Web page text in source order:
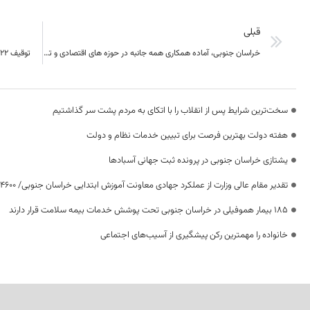
قبلی
خراسان جنوبی، آماده همکاری همه جانبه در حوزه های اقتصادی و تجاری با افغانستان است توقیف ۳۲۲ خودروی و موتورسیکلت رانندگان هنجارشکن در بیرجند
سخت‌ترین شرایط پس از انقلاب را با اتکای به مردم پشت سر گذاشتیم
هفته دولت بهترین فرصت برای تبیین خدمات نظام و دولت
یشتازی خراسان جنوبی در پرونده ثبت جهانی آسبادها
تقدیر مقام عالی وزارت از عملکرد جهادی معاونت آموزش ابتدایی خراسان جنوبی/ ۴۶۰۰ دانش‌آموز زیر چتر «طرح حامی»
۱۸۵ بیمار هموفیلی در خراسان جنوبی تحت پوشش خدمات بیمه سلامت قرار دارند
خانواده را مهمترین رکن پیشگیری از آسیب‌های اجتماعی